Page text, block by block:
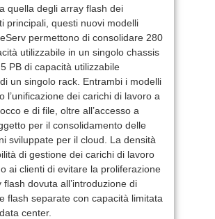
quella degli array flash dei
principali, questi nuovi modelli
permettono di consolidare 280
utilizzabile in un singolo chassis
PB di capacità utilizzabile
un singolo rack. Entrambi i modelli
l’unificazione dei carichi di lavoro a
e di file, oltre all’accesso a
per il consolidamento delle
sviluppate per il cloud. La densità
di gestione dei carichi di lavoro
ai clienti di evitare la proliferazione
flash dovuta all’introduzione di
flash separate con capacità limitata
center.